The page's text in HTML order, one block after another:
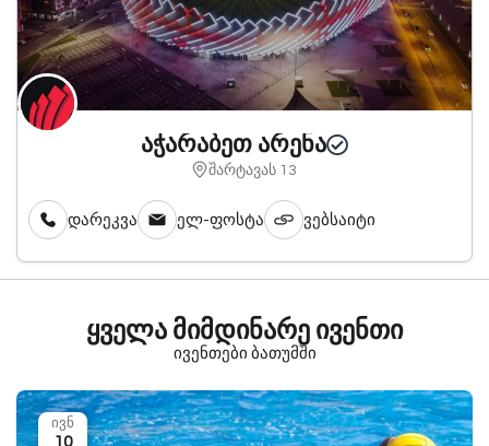
აჭარაბეთ არენა
შარტავას 13
დარეკვა ელ-ფოსტა ვებსაიტი
ყველა მიმდინარე ივენთი
ივენთები ბათუმში
ივნ
10